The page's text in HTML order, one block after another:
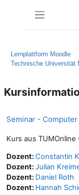
Lernplattform Moodle
Technische Universität
Seminar -
Kurs aus
Dozent:Constantin
Dozent:Julian
Dozent: Daniel Roth
Dozent: Hannah